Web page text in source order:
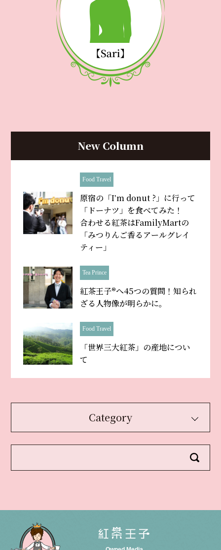
New Column
Food Travel
原宿の「Iʼm donut ?」に行って
「ドーナツ」を食べてみた！
合わせる紅茶はFamilyMartの
「みつりんご香るアールグレイ
ティー」
Tea Prince
紅茶王子®へ45つの質問！知られ
ざる人物像が明らかに。
Food Travel
「世界三大紅茶」の産地につい
て
Category